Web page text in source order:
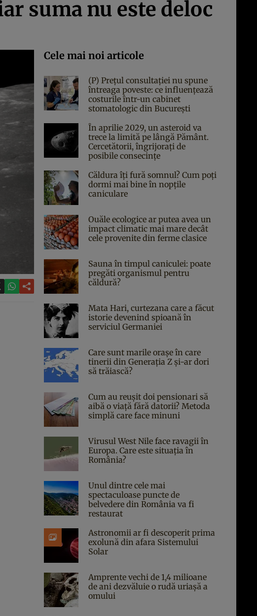
suma nu este deloc
Cele mai noi articole
(P) Prețul consultației nu spune
întreaga poveste: ce influențează
costurile într-un cabinet
stomatologic din București
În aprilie 2029, un asteroid va
trece la limită pe lângă Pământ.
Cercetătorii, îngrijorați de
posibile consecințe
Căldura îți fură somnul? Cum poți
dormi mai bine în nopțile
caniculare
Ouăle ecologice ar putea avea un
impact climatic mai mare decât
cele provenite din ferme clasice
Sauna în timpul caniculei: poate
pregăti organismul pentru
căldură?
Mata Hari, curtezana care a făcut
istorie devenind spioană în
serviciul Germaniei
Care sunt marile orașe în care
tinerii din Generația Z și-ar dori
să trăiască?
Cum au reușit doi pensionari să
aibă o viață fără datorii? Metoda
simplă care face minuni
Virusul West Nile face ravagii în
Europa. Care este situația în
România?
Unul dintre cele mai
spectaculoase puncte de
belvedere din România va fi
restaurat
Astronomii ar fi descoperit prima
exolună din afara Sistemului
Solar
Amprente vechi de 1,4 milioane
de ani dezvăluie o rudă uriașă a
omului